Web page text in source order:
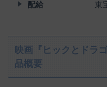
配給 東
映画『ヒックとドラ
品概要